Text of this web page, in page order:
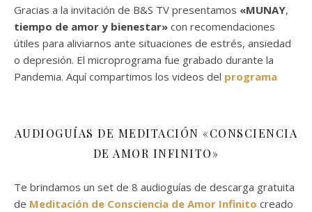
Gracias a la invitación de B&S TV presentamos «MUNAY,
tiempo de amor y bienestar» con recomendaciones
útiles para aliviarnos ante situaciones de estrés, ansiedad
o depresión. El microprograma fue grabado durante la
Pandemia. Aquí compartimos los videos del programa
AUDIOGUÍAS DE MEDITACIÓN «CONSCIENCIA
DE AMOR INFINITO»
Te brindamos un set de 8 audioguías de descarga gratuita
de Meditación de Consciencia de Amor Infinito creado